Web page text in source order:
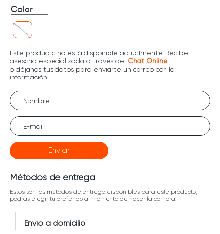
Color
Enviar
Métodos de entrega
Estos son los métodos de entrega disponibles para este producto,
podrás elegir tu preferido al momento de hacer la compra:
Envío a domicilio